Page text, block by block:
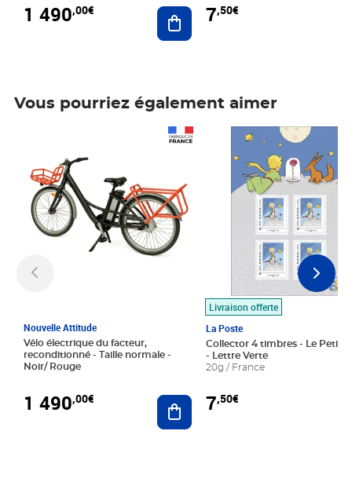
1 490,00€ Ajouter au panier
7,50€
Vous pourriez également aimer
Nouvelle Attitude
Vélo électrique du facteur,
reconditionné - Taille normale -
Noir/ Rouge
1 490,00€ Ajouter au panier
Livraison offerte
La Poste
Collector 4 timbres - Le Petit
- Lettre Verte
20g / France
7,50€
Prix 7,50€